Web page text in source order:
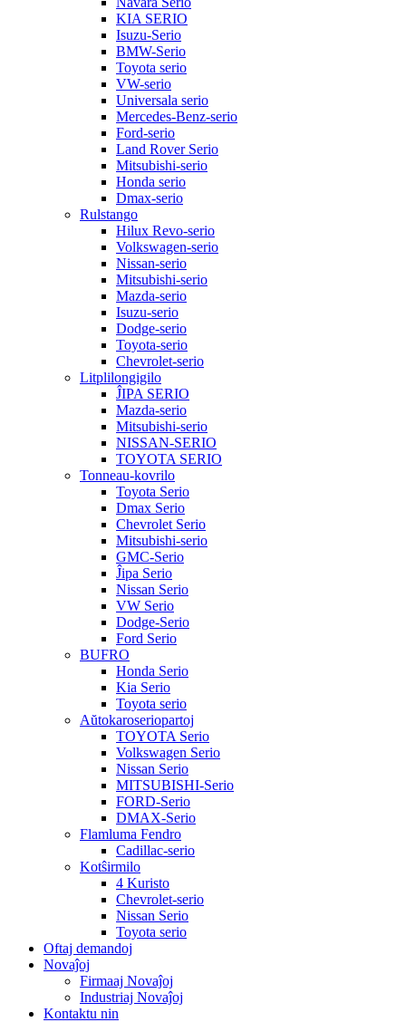
KIA SERIO
Isuzu-Serio
BMW-Serio
Toyota serio
VW-serio
Universala serio
Mercedes-Benz-serio
Ford-serio
Land Rover Serio
Mitsubishi-serio
Honda serio
Dmax-serio
Rulstango
Hilux Revo-serio
Volkswagen-serio
Nissan-serio
Mitsubishi-serio
Mazda-serio
Isuzu-serio
Dodge-serio
Toyota-serio
Chevrolet-serio
Litplilongigilo
ĴIPA SERIO
Mazda-serio
Mitsubishi-serio
NISSAN-SERIO
TOYOTA SERIO
Tonneau-kovrilo
Toyota Serio
Dmax Serio
Chevrolet Serio
Mitsubishi-serio
GMC-Serio
Ĵipa Serio
Nissan Serio
VW Serio
Dodge-Serio
Ford Serio
BUFRO
Honda Serio
Kia Serio
Toyota serio
Aŭtokaroseriopartoj
TOYOTA Serio
Volkswagen Serio
Nissan Serio
MITSUBISHI-Serio
FORD-Serio
DMAX-Serio
Flamluma Fendro
Cadillac-serio
Kotŝirmilo
4 Kuristo
Chevrolet-serio
Nissan Serio
Toyota serio
Oftaj demandoj
Novaĵoj
Firmaaj Novaĵoj
Industriaj Novaĵoj
Kontaktu nin